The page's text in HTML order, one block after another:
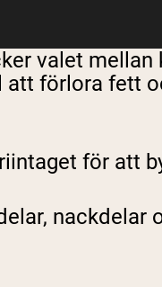
valet
förlora fett
för att